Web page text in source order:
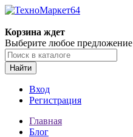
Корзина ждет
Выберите любое предложение
Найти
Вход
Регистрация
Главная
Блог